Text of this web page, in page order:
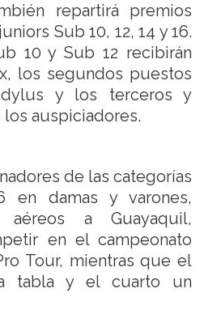
repartirá premios
Sub 10, 12, 14 y 16.
10 y Sub 12 recibirán
los segundos puestos
y los terceros y
auspiciadores.
de las categorías
damas y varones,
aéreos a Guayaquil,
en el campeonato
Tour, mientras que el
tabla y el cuarto un